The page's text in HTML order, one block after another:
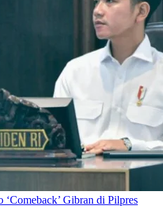
Gibran di Pilpres